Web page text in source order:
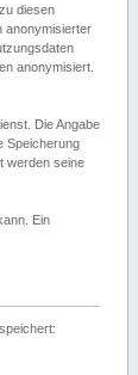
diesen
anonymisierter
anonymisiert.
Die Angabe
Speicherung
werden seine
Ein